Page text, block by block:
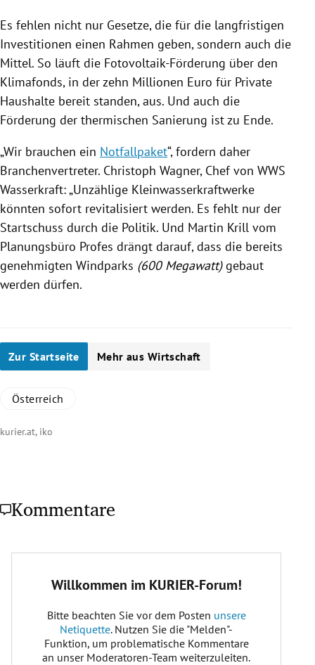
Es fehlen nicht nur Gesetze, die für die langfristigen
Investitionen einen Rahmen geben, sondern auch die
Mittel. So läuft die Fotovoltaik-Förderung über den
Klimafonds, in der zehn Millionen Euro für Private
Haushalte bereit standen, aus. Und auch die
Förderung der thermischen Sanierung ist zu Ende.
„Wir brauchen ein Notfallpaket“, fordern daher
Branchenvertreter. Christoph Wagner, Chef von WWS
Wasserkraft: „Unzählige Kleinwasserkraftwerke
könnten sofort revitalisiert werden. Es fehlt nur der
Startschuss durch die Politik. Und Martin Krill vom
Planungsbüro Profes drängt darauf, dass die bereits
genehmigten Windparks (600 Megawatt)gebaut
werden dürfen.
Zur Startseite Mehr aus Wirtschaft
Österreich
kurier.at, iko
Kommentare